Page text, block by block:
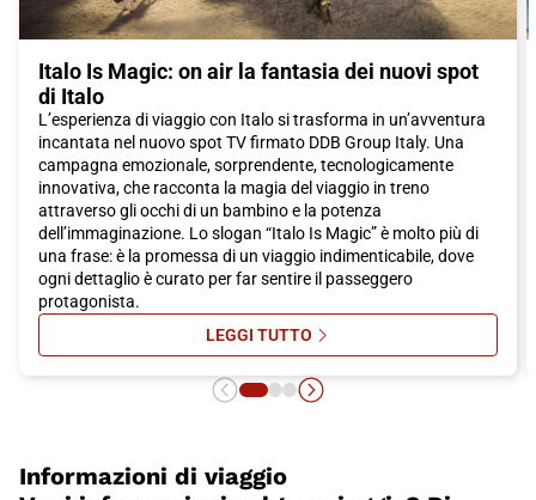
l'ora di darti il benvenuto a Scalea!
Italo Is Magic: on air la fantasia dei nuovi spot
di Italo
L’esperienza di viaggio con Italo si trasforma in un’avventura
incantata nel nuovo spot TV firmato DDB Group Italy. Una
campagna emozionale, sorprendente, tecnologicamente
innovativa, che racconta la magia del viaggio in treno
attraverso gli occhi di un bambino e la potenza
dell’immaginazione. Lo slogan “Italo Is Magic” è molto più di
una frase: è la promessa di un viaggio indimenticabile, dove
ogni dettaglio è curato per far sentire il passeggero
protagonista.
LEGGI TUTTOSU ITALO IS MAGIC: ON AIR LA
Informazioni di viaggio